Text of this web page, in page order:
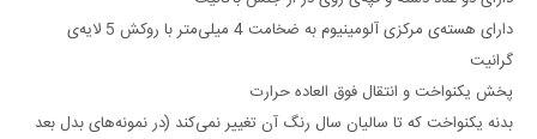
دارای هسته‌ی مرکزی آلومینیوم به ضخامت 4 میلی‌متر با روکش 5 لایه‌ی
گرانیت
پخش یکنواخت و انتقال فوق العاده حرارت
بدنه یکنواخت که تا سالیان سال رنگ آن تغییر نمی‌کند (در نمونه‌های بدل بعد